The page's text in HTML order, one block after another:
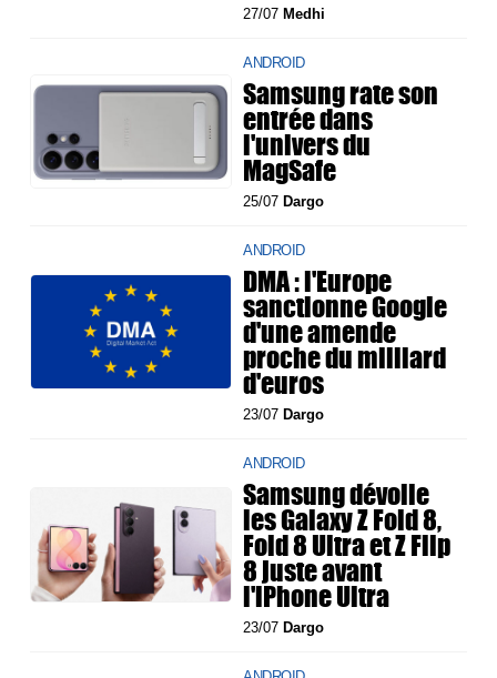
27/07Medhi
ANDROID
Samsung rate son
entrée dans
l'univers du
MagSafe
25/07Dargo
ANDROID
DMA : l'Europe
sanctionne Google
d'une amende
proche du milliard
d'euros
23/07Dargo
ANDROID
Samsung dévoile
les Galaxy Z Fold 8,
Fold 8 Ultra et Z Flip
8 juste avant
l'iPhone Ultra
23/07Dargo